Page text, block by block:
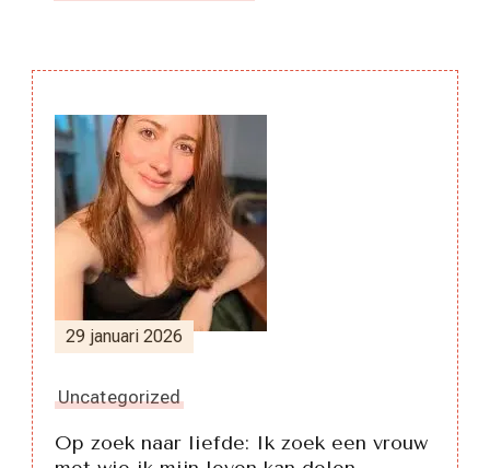
Berichtnavigatie
29 januari 2026
Uncategorized
Op zoek naar liefde: Ik zoek een vrouw